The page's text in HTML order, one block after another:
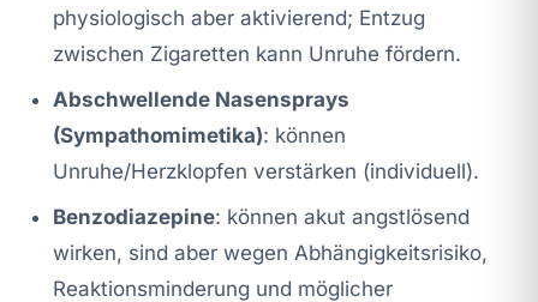
physiologisch aber aktivierend; Entzug
zwischen Zigaretten kann Unruhe fördern.
Abschwellende Nasensprays
(Sympathomimetika): können
Unruhe/Herzklopfen verstärken (individuell).
Benzodiazepine: können akut angstlösend
wirken, sind aber wegen Abhängigkeitsrisiko,
Reaktionsminderung und möglicher